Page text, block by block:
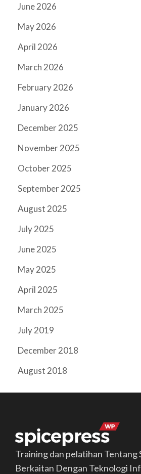
June 2026
May 2026
April 2026
March 2026
February 2026
January 2026
December 2025
November 2025
October 2025
September 2025
August 2025
July 2025
June 2025
May 2025
April 2025
March 2025
July 2019
December 2018
August 2018
Training dan pelatihan Tentang
Berkaitan Dengan Teknologi